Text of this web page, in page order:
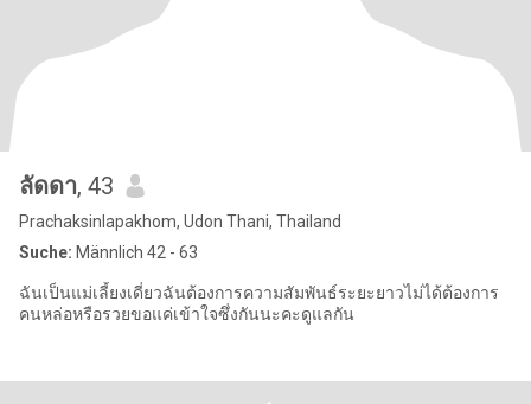
ลัดดา, 43
Prachaksinlapakhom, Udon Thani, Thailand
Suche: Männlich 42 - 63
ฉันเป็นแม่เลี้ยงเดี่ยวฉันต้องการความสัมพันธ์ระยะยาวไม่ได้ต้องการ
คนหล่อหรือรวยขอแค่เข้าใจซึ่งกันนะคะดูแลกัน